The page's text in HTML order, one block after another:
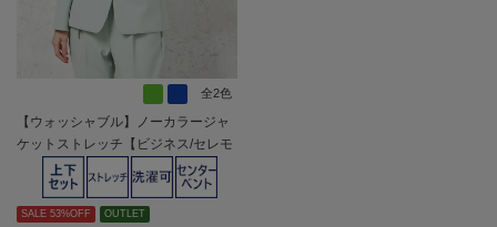
全2色
【ウォッシャブル】ノーカラージャ
ケットストレッチ【ビジネス/セレモ
ニーシーン】無地SOFFICE通年【レ
ディース】
SALE 53%OFF OUTLET